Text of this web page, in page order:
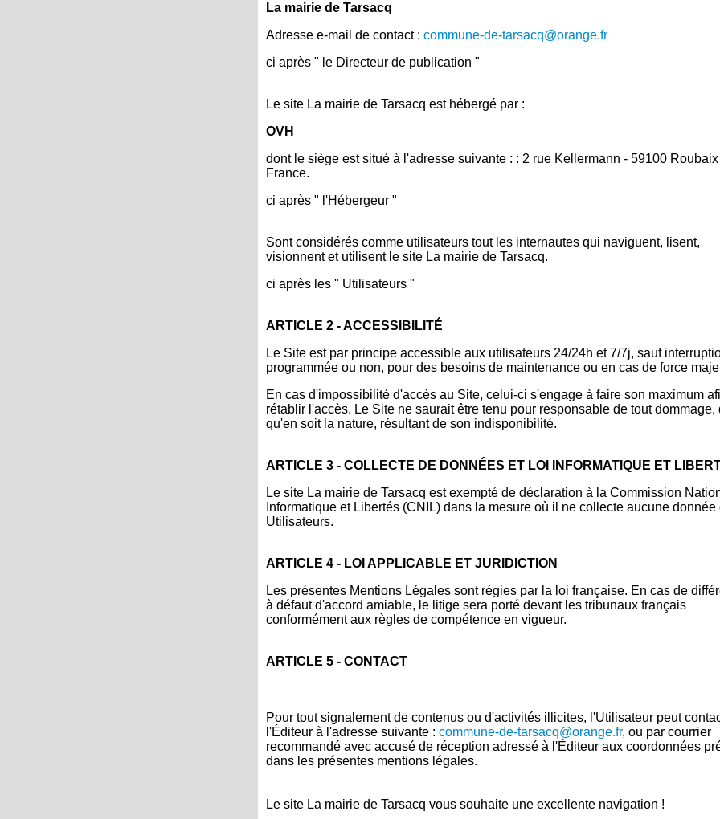
La mairie de Tarsacq
Adresse e-mail de contact : commune-de-tarsacq@orange.fr
ci après " le Directeur de publication "
Le site La mairie de Tarsacq est hébergé par :
OVH
dont le siège est situé à l'adresse suivante : : 2 rue Kellermann - 59100 Roubaix
France.
ci après " l'Hébergeur "
Sont considérés comme utilisateurs tout les internautes qui naviguent, lisent,
visionnent et utilisent le site La mairie de Tarsacq.
ci après les " Utilisateurs "
ARTICLE 2 - ACCESSIBILITÉ
Le Site est par principe accessible aux utilisateurs 24/24h et 7/7j, sauf
programmée ou non, pour des besoins de maintenance ou en cas de force
En cas d'impossibilité d'accès au Site, celui-ci s'engage à faire son maximum
rétablir l'accès. Le Site ne saurait être tenu pour responsable de tout dommage,
qu'en soit la nature, résultant de son indisponibilité.
ARTICLE 3 - COLLECTE DE DONNÉES ET LOI INFORMATIQUE ET
Le site La mairie de Tarsacq est exempté de déclaration à la Commission
Informatique et Libertés (CNIL) dans la mesure où il ne collecte aucune donnée
Utilisateurs.
ARTICLE 4 - LOI APPLICABLE ET JURIDICTION
Les présentes Mentions Légales sont régies par la loi française. En cas de
à défaut d'accord amiable, le litige sera porté devant les tribunaux français
conformément aux règles de compétence en vigueur.
ARTICLE 5 - CONTACT
Pour tout signalement de contenus ou d'activités illicites, l'Utilisateur peut
l'Éditeur à l'adresse suivante : commune-de-tarsacq@orange.fr, ou par courrier
recommandé avec accusé de réception adressé à l'Éditeur aux coordonnées
dans les présentes mentions légales.
Le site La mairie de Tarsacq vous souhaite une excellente navigation !